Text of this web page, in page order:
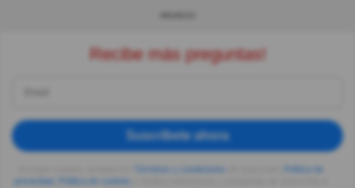
Recibe más preguntas!
Suscríbete ahora
privacidad